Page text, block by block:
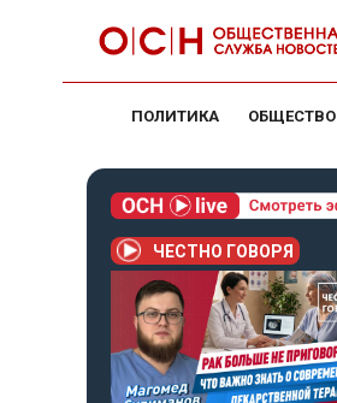
ПОЛИТИКА ОБЩЕСТВО
ЧЕСТНО ГОВОРЯ